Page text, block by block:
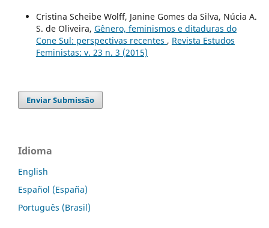
Cristina Scheibe Wolff, Janine Gomes da Silva, Núcia A.
S. de Oliveira, Gênero, feminismos e ditaduras do
Cone Sul: perspectivas recentes , Revista Estudos
Feministas: v. 23 n. 3 (2015)
Enviar Submissão
Idioma
English
Español (España)
Português (Brasil)